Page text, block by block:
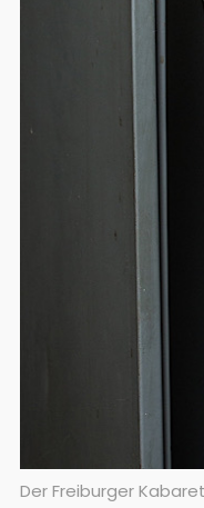
Der Freiburger